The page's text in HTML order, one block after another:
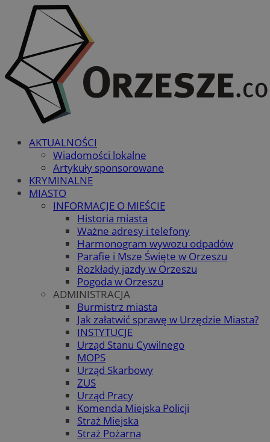
AKTUALNOŚCI
Wiadomości lokalne
Artykuły sponsorowane
KRYMINALNE
MIASTO
INFORMACJE O MIEŚCIE
Historia miasta
Ważne adresy i telefony
Harmonogram wywozu odpadów
Parafie i Msze Święte w Orzeszu
Rozkłady jazdy w Orzeszu
Pogoda w Orzeszu
ADMINISTRACJA
Burmistrz miasta
Jak załatwić sprawę w Urzędzie Miasta?
INSTYTUCJE
Urząd Stanu Cywilnego
MOPS
Urząd Skarbowy
ZUS
Urząd Pracy
Komenda Miejska Policji
Straż Miejska
Straż Pożarna